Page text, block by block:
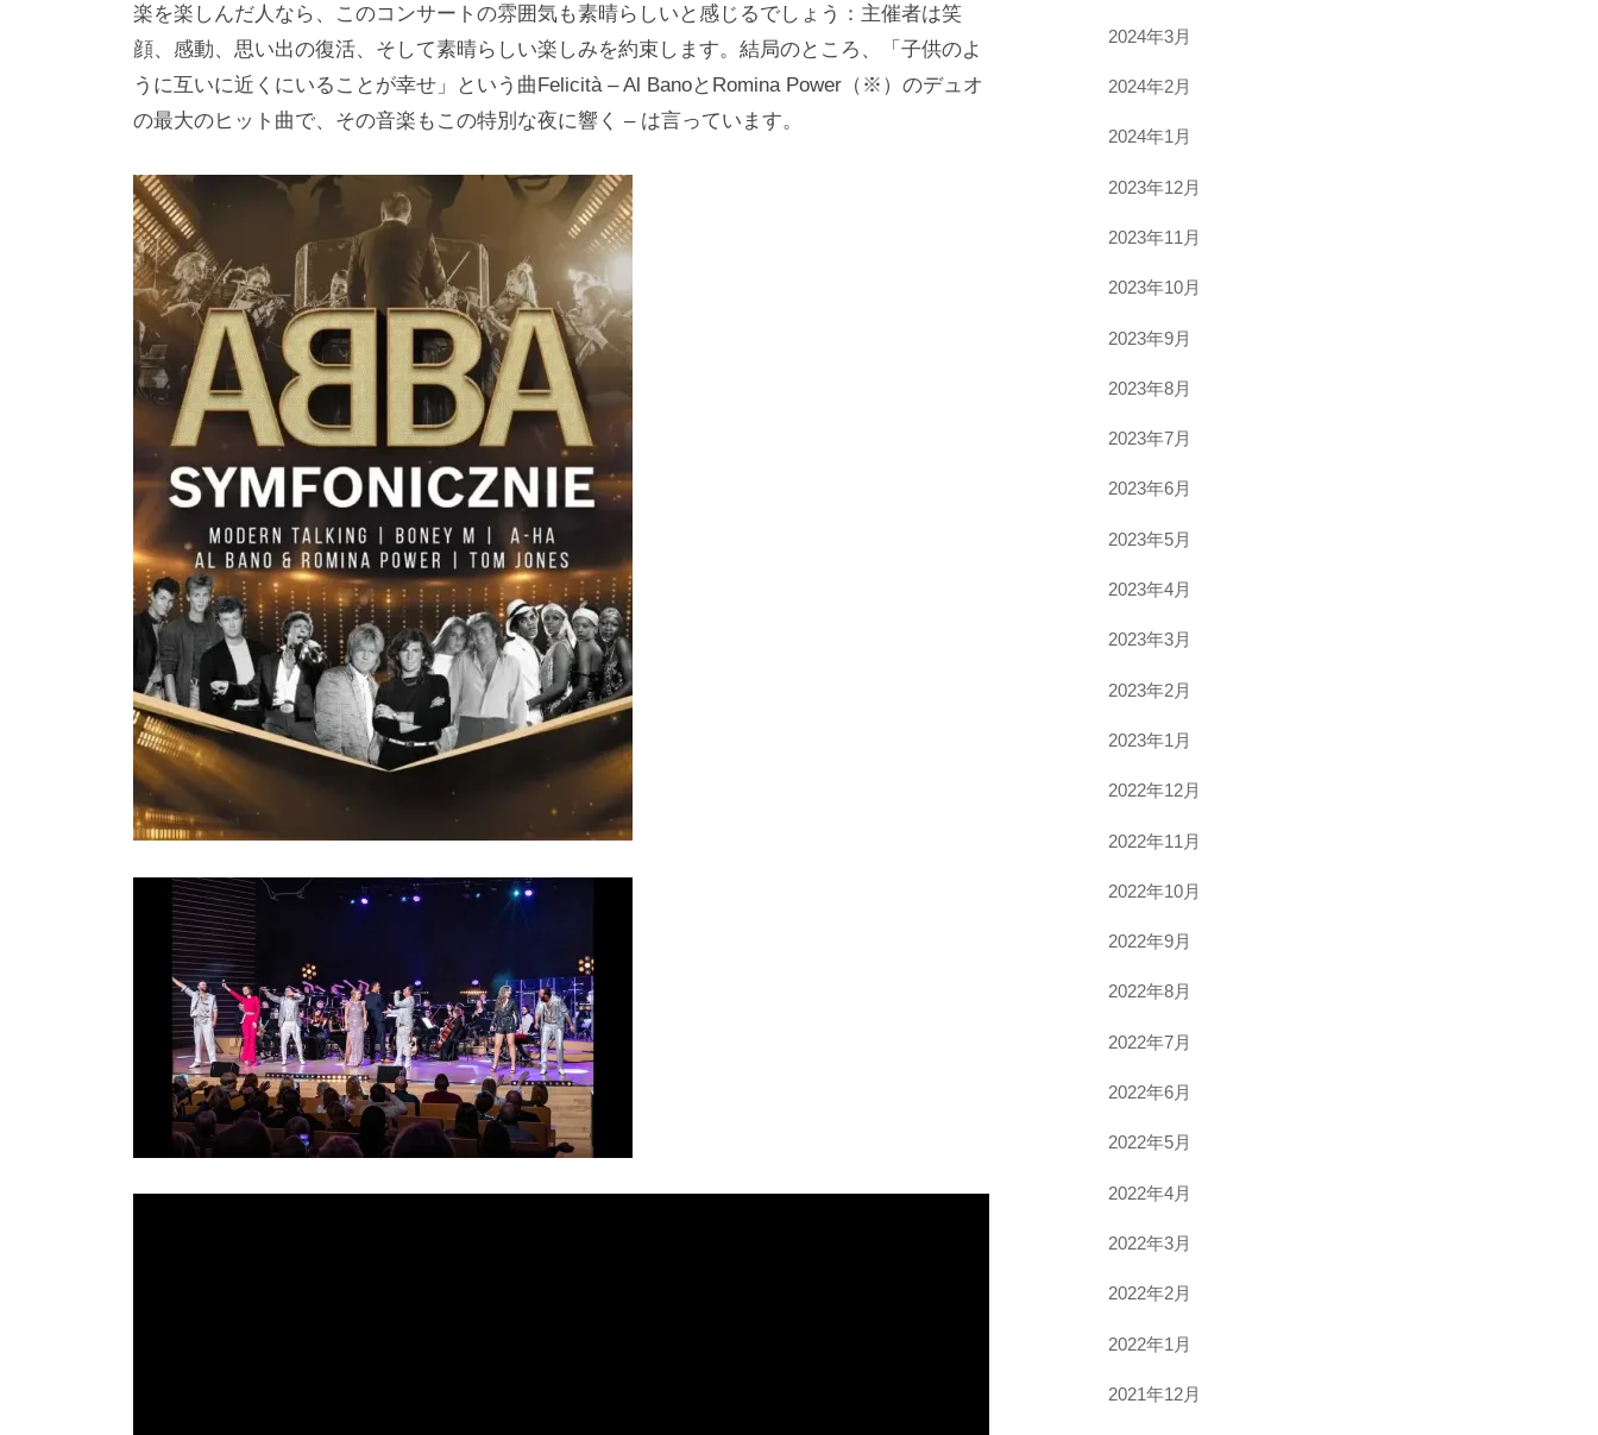
楽を楽しんだ人なら、このコンサートの雰囲気も素晴らしいと感じるでしょう：主催者は笑
顔、感動、思い出の復活、そして素晴らしい楽しみを約束します。結局のところ、「子供のよ
うに互いに近くにいることが幸せ」という曲Felicità – Al BanoとRomina Power（※）のデュオ
の最大のヒット曲で、その音楽もこの特別な夜に響く – は言っています。
2024年3月
2024年2月
2024年1月
2023年12月
2023年11月
2023年10月
2023年9月
2023年8月
2023年7月
2023年6月
2023年5月
2023年4月
2023年3月
2023年2月
2023年1月
2022年12月
2022年11月
2022年10月
2022年9月
2022年8月
2022年7月
2022年6月
2022年5月
2022年4月
2022年3月
2022年2月
2022年1月
2021年12月